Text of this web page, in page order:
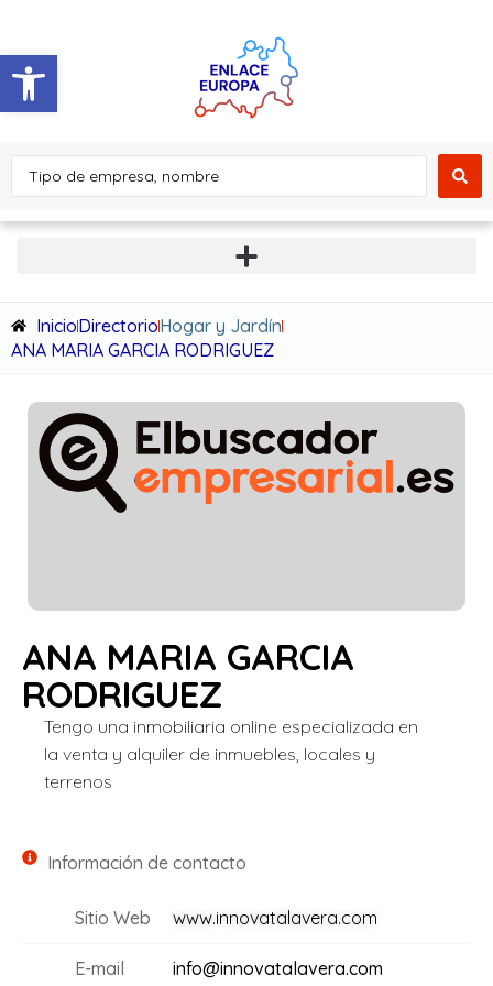
Abrir barra de herramientas
InicioDirectorioHogar y Jardín
ANA MARIA GARCIA RODRIGUEZ
ANA MARIA GARCIA
RODRIGUEZ
Tengo una inmobiliaria online especializada en
la venta y alquiler de inmuebles, locales y
terrenos
Información de contacto
Sitio Web www.innovatalavera.com
E-mail info@innovatalavera.com